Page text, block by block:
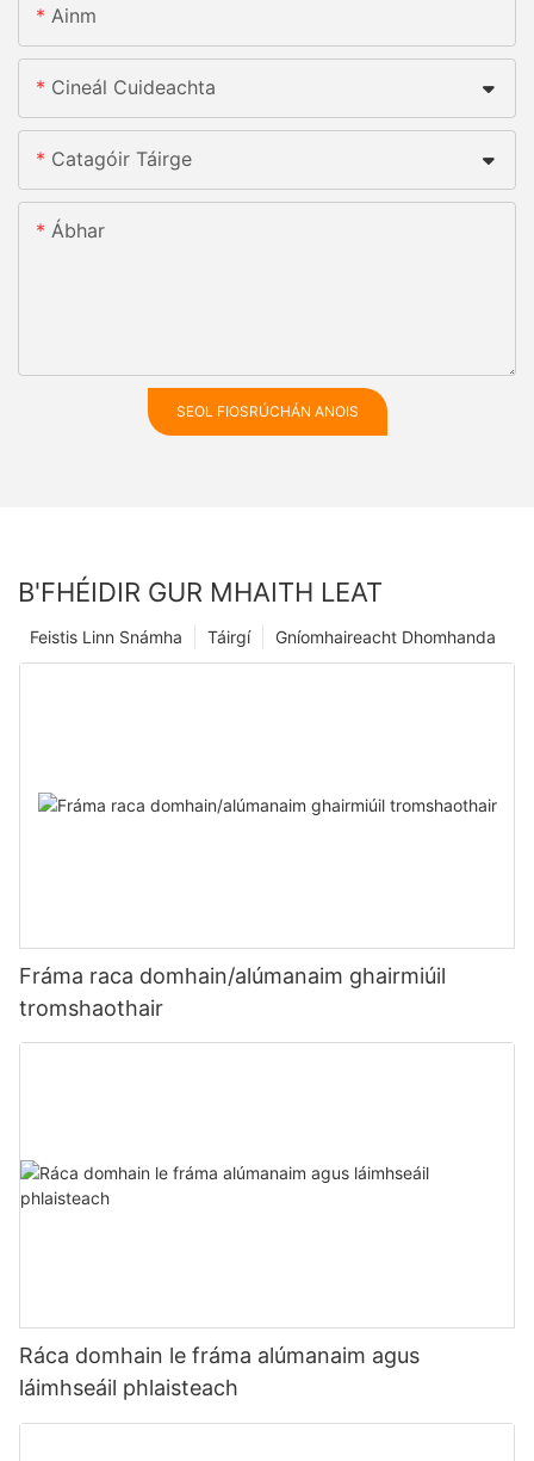
Ainm
Cineál Cuideachta
Catagóir Táirge
Ábhar
SEOL FIOSRÚCHÁN ANOIS
B'FHÉIDIR GUR MHAITH LEAT
Gníomhaireacht Dhomhanda
Táirgí
Feistis Linn Snámha
Fráma raca domhain/alúmanaim ghairmiúil
tromshaothair
Ráca domhain le fráma alúmanaim agus
láimhseáil phlaisteach